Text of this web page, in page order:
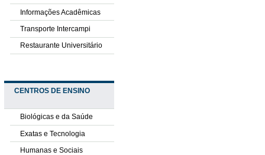
Informações Acadêmicas
Transporte Intercampi
Restaurante Universitário
CENTROS DE ENSINO
Biológicas e da Saúde
Exatas e Tecnologia
Humanas e Sociais